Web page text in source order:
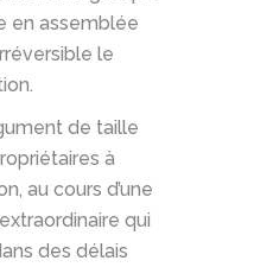
en assemblée
le
de taille
à
au cours d’une
qui
des délais